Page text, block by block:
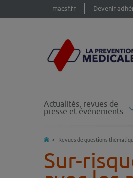
macsf.fr Devenir
Actualités, revues de
presse et événements
Revues de questions
Sur-